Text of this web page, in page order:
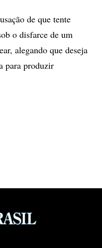
de que tente
o disfarce de um
alegando que deseja
para produzir